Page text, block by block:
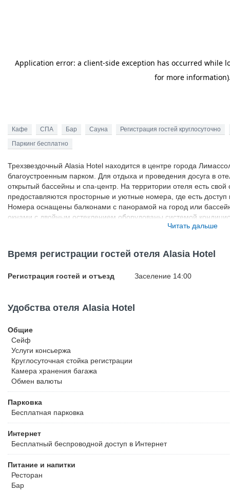
Кафе СПА Бар Сауна
Регистрация гостей круглосуточно
Паркинг бесплатно
Трехзвездочный Alasia Hotel находится в центре города
благоустроенным парком. Для отдыха и проведения досуга в
открытый бассейны и спа-центр. На территории отеля есть
предоставляются просторные и уютные номера, где есть
Номера оснащены балконами с панорамой на город или
окнами с двойным остеклением оборудованы системой
спутниковыми каналами и гостиной зоной. Кроме того в
шампанское и различные снэки. В ресторане для гостей
сервируют на открытой террасе. В спа-центре предлагается
отеля находятся портовые пристани для катеров и яхт
Читать дальше
Время регистрации гостей отеля Alasia Hotel
Регистрация гостей и отъезд Заселение 14:00
Удобства отеля Alasia Hotel
Общие
Сейф
Услуги консьержа
Круглосуточная стойка регистрации
Камера хранения багажа
Обмен валюты
Парковка
Бесплатная парковка
Интернет
Бесплатный беспроводной доступ в Интернет
Питание и напитки
Ресторан
Бар